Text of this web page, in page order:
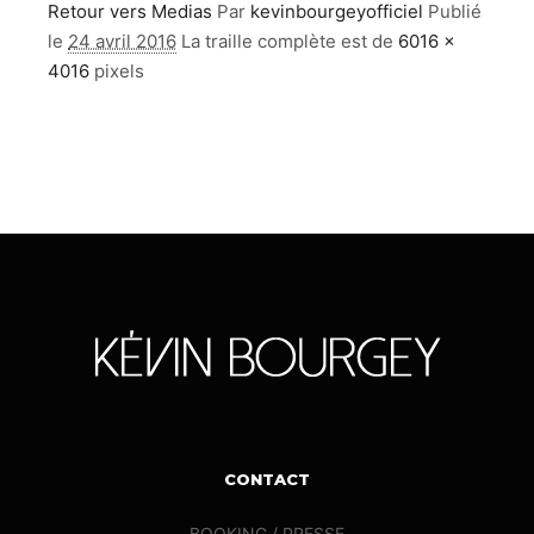
Retour vers Medias Par kevinbourgeyofficiel Publié
le 24 avril 2016 La traille complète est de 6016 ×
4016 pixels
CONTACT